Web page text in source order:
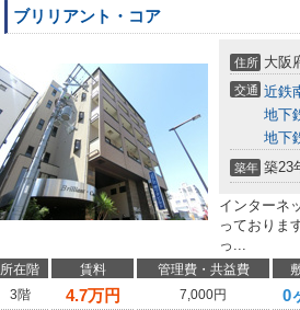
ブリリアント・コア
住所 大阪
交通 近鉄
地下
地下
築年 築23
インターネ
っておりま
っ...
所在階 賃料 管理費・共益費
3階
4.7万円 7,000円 0